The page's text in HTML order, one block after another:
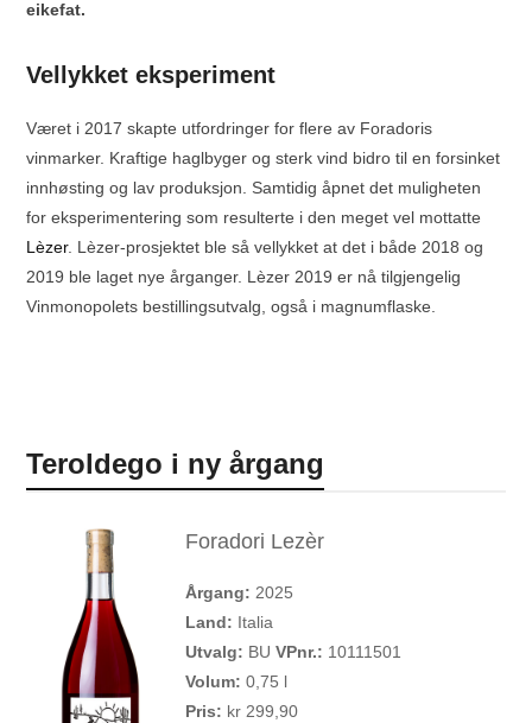
eikefat.
Vellykket eksperiment
Været i 2017 skapte utfordringer for flere av Foradoris
vinmarker. Kraftige haglbyger og sterk vind bidro til en forsinket
innhøsting og lav produksjon. Samtidig åpnet det muligheten
for eksperimentering som resulterte i den meget vel mottatte
Lèzer. Lèzer-prosjektet ble så vellykket at det i både 2018 og
2019 ble laget nye årganger. Lèzer 2019 er nå tilgjengelig
Vinmonopolets bestillingsutvalg, også i magnumflaske.
Teroldego i ny årgang
Foradori Lezèr
Årgang: 2025
Land: Italia
Utvalg: BU VPnr.: 10111501
Volum: 0,75 l
Pris: kr 299,90